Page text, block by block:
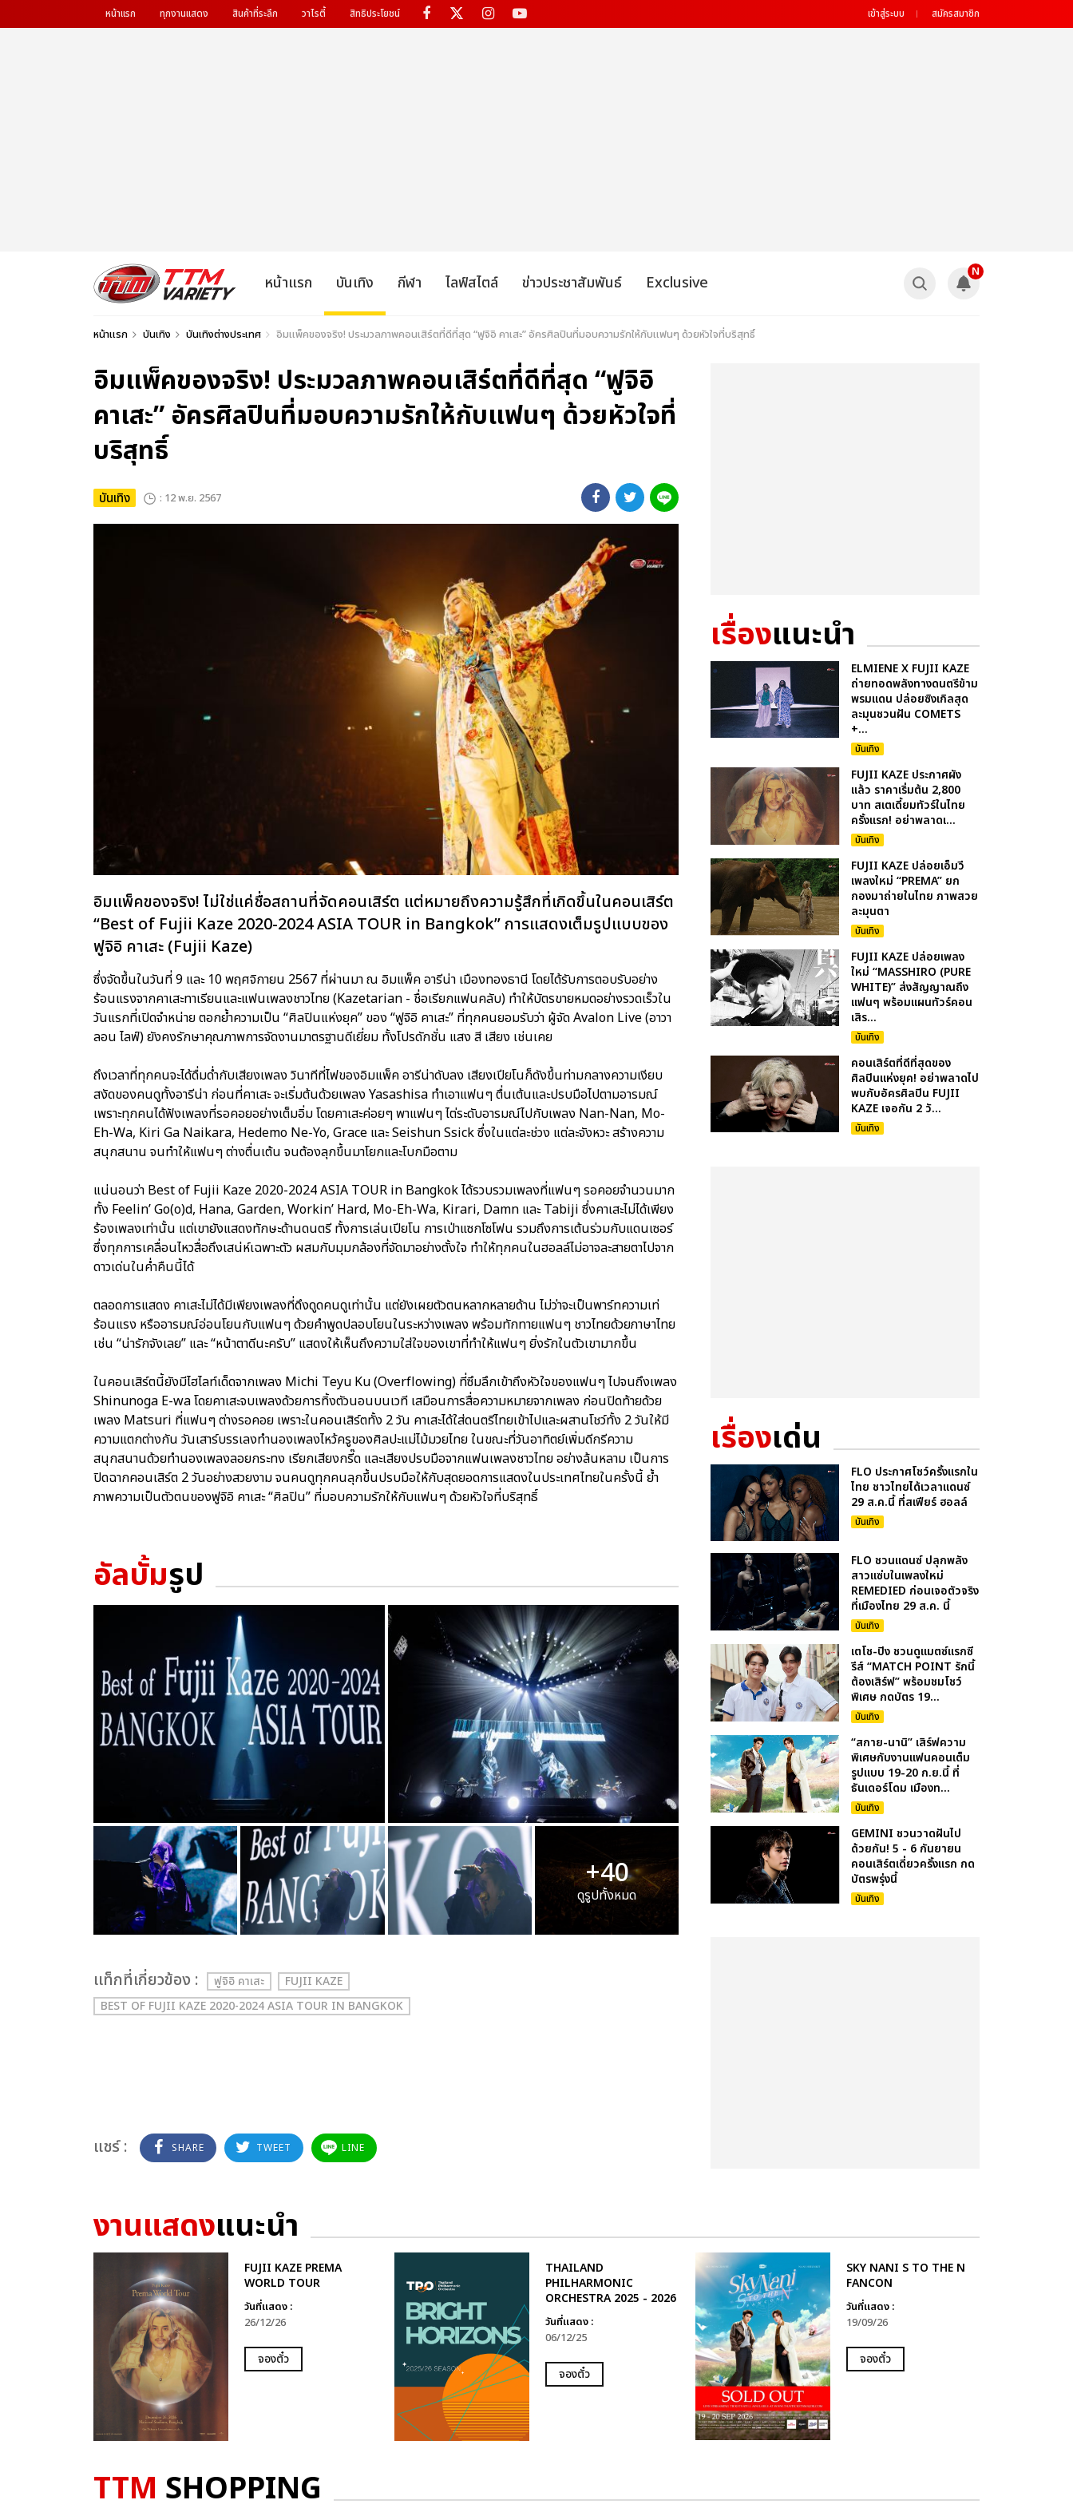
หน้าแรก ทุกงานแสดง สินค้าที่ระลึก วาไรตี้ สิทธิประโยชน์ เข้าสู่ระบบ สมัครสมาชิก
หน้าแรก บันเทิง กีฬา ไลฟ์สไตล์ ข่าวประชาสัมพันธ์ Exclusive
N
หน้าแรก บันเทิง บันเทิงต่างประเทศ อิมแพ็คของจริง! ประมวลภาพคอนเสิร์ตที่ดีที่สุด “ฟูจิอิ คาเสะ” อัครศิลปินที่มอบความรักให้กับแฟนๆ ด้วยหัวใจที่บริสุทธิ์
อิมแพ็คของจริง! ประมวลภาพคอนเสิร์ตที่ดีที่สุด “ฟูจิอิ
คาเสะ” อัครศิลปินที่มอบความรักให้กับแฟนๆ ด้วยหัวใจที่
บริสุทธิ์
บันเทิง : 12 พ.ย. 2567
อิมแพ็คของจริง! ไม่ใช่แค่ชื่อสถานที่จัดคอนเสิร์ต แต่หมายถึงความรู้สึกที่เกิดขึ้นในคอนเสิร์ต
“Best of Fujii Kaze 2020-2024 ASIA TOUR in Bangkok” การแสดงเต็มรูปแบบของ
ฟูจิอิ คาเสะ (Fujii Kaze)
ซึ่งจัดขึ้นในวันที่ 9 และ 10 พฤศจิกายน 2567 ที่ผ่านมา ณ อิมแพ็ค อารีน่า เมืองทองธานี โดยได้รับการตอบรับอย่าง
ร้อนแรงจากคาเสะทาเรียนและแฟนเพลงชาวไทย (Kazetarian - ชื่อเรียกแฟนคลับ) ทำให้บัตรขายหมดอย่างรวดเร็วใน
วันแรกที่เปิดจำหน่าย ตอกย้ำความเป็น “ศิลปินแห่งยุค” ของ “ฟูจิอิ คาเสะ” ที่ทุกคนยอมรับว่า ผู้จัด Avalon Live (อาวา
ลอน ไลฟ์) ยังคงรักษาคุณภาพการจัดงานมาตรฐานดีเยี่ยม ทั้งโปรดักชั่น แสง สี เสียง เช่นเคย
ถึงเวลาที่ทุกคนจะได้ดื่มด่ำกับเสียงเพลง วินาทีที่ไฟของอิมแพ็ค อารีน่าดับลง เสียงเปียโนก็ดังขึ้นท่ามกลางความเงียบ
สงัดของคนดูทั้งอารีน่า ก่อนที่คาเสะ จะเริ่มต้นด้วยเพลง Yasashisa ทำเอาแฟนๆ ตื่นเต้นและปรบมือไปตามอารมณ์
เพราะทุกคนได้ฟังเพลงที่รอคอยอย่างเต็มอิ่ม โดยคาเสะค่อยๆ พาแฟนๆ ไต่ระดับอารมณ์ไปกับเพลง Nan-Nan, Mo-
Eh-Wa, Kiri Ga Naikara, Hedemo Ne-Yo, Grace และ Seishun Ssick ซึ่งในแต่ละช่วง แต่ละจังหวะ สร้างความ
สนุกสนาน จนทำให้แฟนๆ ต่างตื่นเต้น จนต้องลุกขึ้นมาโยกและโบกมือตาม
แน่นอนว่า Best of Fujii Kaze 2020-2024 ASIA TOUR in Bangkok ได้รวบรวมเพลงที่แฟนๆ รอคอยจำนวนมาก
ทั้ง Feelin’ Go(o)d, Hana, Garden, Workin’ Hard, Mo-Eh-Wa, Kirari, Damn และ Tabiji ซึ่งคาเสะไม่ได้เพียง
ร้องเพลงเท่านั้น แต่เขายังแสดงทักษะด้านดนตรี ทั้งการเล่นเปียโน การเป่าแซกโซโฟน รวมถึงการเต้นร่วมกับแดนเซอร์
ซึ่งทุกการเคลื่อนไหวสื่อถึงเสน่ห์เฉพาะตัว ผสมกับมุมกล้องที่จัดมาอย่างตั้งใจ ทำให้ทุกคนในฮอลล์ไม่อาจละสายตาไปจาก
ดาวเด่นในค่ำคืนนี้ได้
ตลอดการแสดง คาเสะไม่ได้มีเพียงเพลงที่ดึงดูดคนดูเท่านั้น แต่ยังเผยตัวตนหลากหลายด้าน ไม่ว่าจะเป็นพาร์ทความเท่
ร้อนแรง หรืออารมณ์อ่อนโยนกับแฟนๆ ด้วยคำพูดปลอบโยนในระหว่างเพลง พร้อมทักทายแฟนๆ ชาวไทยด้วยภาษาไทย
เช่น “น่ารักจังเลย” และ “หน้าตาดีนะครับ” แสดงให้เห็นถึงความใส่ใจของเขาที่ทำให้แฟนๆ ยิ่งรักในตัวเขามากขึ้น
ในคอนเสิร์ตนี้ยังมีไฮไลท์เด็ดจากเพลง Michi Teyu Ku (Overflowing) ที่ซึมลึกเข้าถึงหัวใจของแฟนๆ ไปจนถึงเพลง
Shinunoga E-wa โดยคาเสะจบเพลงด้วยการทิ้งตัวนอนบนเวที เสมือนการสื่อความหมายจากเพลง ก่อนปิดท้ายด้วย
เพลง Matsuri ที่แฟนๆ ต่างรอคอย เพราะในคอนเสิร์ตทั้ง 2 วัน คาเสะได้ใส่ดนตรีไทยเข้าไปและผสานโชว์ทั้ง 2 วันให้มี
ความแตกต่างกัน วันเสาร์บรรเลงทำนองเพลงไหว้ครูของศิลปะแม่ไม้มวยไทย ในขณะที่วันอาทิตย์เพิ่มดีกรีความ
สนุกสนานด้วยทำนองเพลงลอยกระทง เรียกเสียงกรี๊ด และเสียงปรบมือจากแฟนเพลงชาวไทย อย่างล้นหลาม เป็นการ
ปิดฉากคอนเสิร์ต 2 วันอย่างสวยงาม จนคนดูทุกคนลุกขึ้นปรบมือให้กับสุดยอดการแสดงในประเทศไทยในครั้งนี้ ย้ำ
ภาพความเป็นตัวตนของฟูจิอิ คาเสะ “ศิลปิน” ที่มอบความรักให้กับแฟนๆ ด้วยหัวใจที่บริสุทธิ์
อัลบั้มรูป
+40
ดูรูปทั้งหมด
เเท็กที่เกี่ยวข้อง : ฟูจิอิ คาเสะ
FUJII KAZE
BEST OF FUJII KAZE 2020-2024 ASIA TOUR IN BANGKOK
แชร์ : SHARE TWEET LINE
เรื่องแนะนำ
ELMIENE X FUJII KAZE
ถ่ายทอดพลังทางดนตรีข้าม
พรมแดน ปล่อยซิงเกิลสุด
ละมุนชวนฝัน COMETS
+...
บันเทิง
FUJII KAZE ประกาศผัง
แล้ว ราคาเริ่มต้น 2,800
บาท สเตเดี้ยมทัวร์ในไทย
ครั้งแรก! อย่าพลาดเ...
บันเทิง
FUJII KAZE ปล่อยเอ็มวี
เพลงใหม่ “PREMA” ยก
กองมาถ่ายในไทย ภาพสวย
ละมุนตา
บันเทิง
FUJII KAZE ปล่อยเพลง
ใหม่ “MASSHIRO (PURE
WHITE)” ส่งสัญญาณถึง
แฟนๆ พร้อมแผนทัวร์คอน
เสิร...
บันเทิง
คอนเสิร์ตที่ดีที่สุดของ
ศิลปินแห่งยุค! อย่าพลาดไป
พบกับอัครศิลปิน FUJII
KAZE เจอกัน 2 วั...
บันเทิง
เรื่องเด่น
FLO ประกาศโชว์ครั้งแรกใน
ไทย ชาวไทยได้เวลาแดนซ์
29 ส.ค.นี้ ที่สเฟียร์ ฮอลล์
บันเทิง
FLO ชวนแดนซ์ ปลุกพลัง
สาวแซ่บในเพลงใหม่
REMEDIED ก่อนเจอตัวจริง
ที่เมืองไทย 29 ส.ค. นี้
บันเทิง
เตโช-ปิง ชวนดูแมตซ์แรกซี
รีส์ “MATCH POINT รักนี้
ต้องเสิร์ฟ” พร้อมชมโชว์
พิเศษ กดบัตร 19...
บันเทิง
“สกาย-นานิ” เสิร์ฟความ
พิเศษกับงานแฟนคอนเต็ม
รูปแบบ 19-20 ก.ย.นี้ ที่
ธันเดอร์โดม เมืองท...
บันเทิง
GEMINI ชวนวาดฝันไป
ด้วยกัน! 5 - 6 กันยายน
คอนเสิร์ตเดี่ยวครั้งแรก กด
บัตรพรุ่งนี้
บันเทิง
งานแสดงแนะนำ
FUJII KAZE PREMA
WORLD TOUR
วันที่แสดง :
26/12/26
จองตั๋ว
THAILAND
PHILHARMONIC
ORCHESTRA 2025 - 2026
วันที่แสดง :
06/12/25
จองตั๋ว
SKY NANI S TO THE N
FANCON
วันที่แสดง :
19/09/26
จองตั๋ว
TTM SHOPPING